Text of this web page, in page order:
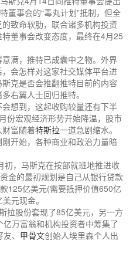
董事会的“毒丸计划”抵制，但全
致命软肋，联合诸多机构投资
董事会改变态度，最终在4月25
满，推特已成囊中之物。外界
会怎样对这家社交媒体平台进
克是否会推翻推特目前的内容
右翼人士回归推特。
想到，这起收购较量还有下半
份宏观经济形势开始降温，股市
富随着特斯拉一道急剧缩水。
开始，各种商业和政治力量暗
，马斯克在按部就班地推进收
金的最初规划是自己从银行贷款
125亿美元(需要抵押价值650亿
元现金。
股份套现了85亿美元，另一方
万富翁和机构投资者中筹集了
、 甲骨文创始人埃里森个人出